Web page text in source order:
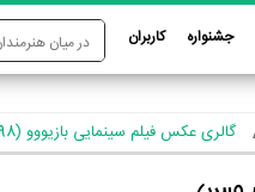
جشنواره کاربران
گالری عکس فیلم سینمایی بازیووو (1398)